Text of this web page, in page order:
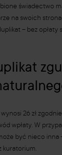
świadectwo
na swoich
– bez opłaty
26 zł
wpłaty. W
być nieco inna
kuratorium.